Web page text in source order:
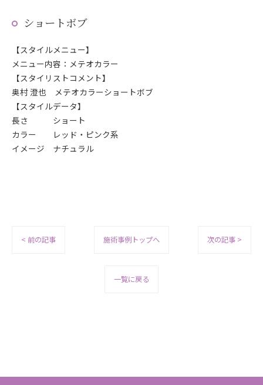
ショートボブ
【スタイルメニュー】
メニュー内容：メテオカラー
【スタイリストコメント】
奥村 澄也 メテオカラーショートボブ
【スタイルデータ】
長さ ショート
カラー レッド・ピンク系
イメージ ナチュラル
< 前の記事 施術事例トップへ 次の記事 >
一覧に戻る